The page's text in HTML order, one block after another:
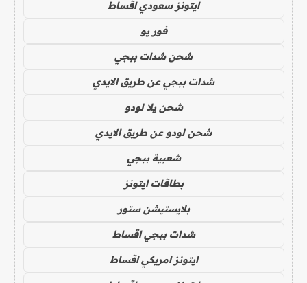
ايتونز سعودي اقساط
فور يو
شحن شدات ببجي
شدات ببجي عن طريق الايدي
شحن يلا لودو
شحن لودو عن طريق الايدي
شعبية ببجي
بطاقات ايتونز
بلايستيشن ستور
شدات ببجي اقساط
ايتونز امريكي اقساط